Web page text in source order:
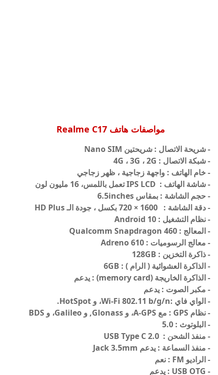
مواصفات هاتف Realme C17
- شريحة الاتصال : شريحتين Nano SIM
- شبكة الاتصال : 4G ، 3G ، 2G
- خام الهاتف : واجهة زجاجية ، ظهر زجاجي
- شاشة الهاتف : IPS LCD تعمل باللمس، 16 مليون لون
- حجم الشاشة : بمقاس 6.5inches
- دقة الشاشة : 1600 × 720 بكسل ، جودة الـ HD Plus
- نظام التشغيل : Android 10
- المعالج : Qualcomm Snapdragon 460
- معالج الرسوميات : Adreno 610
- ذاكرة التخزين : 128GB
- الذاكرة العشوائية ( الرام ) : 6GB
- الذاكرة الخاريجة (memory card) : يدعم
- مكبر الصوت : يدعم
- الواي فاي :Wi-Fi 802.11 b/g/n، و HotSpot.
- نظام GPS : مع A-GPS، و Glonass, و Galileo، و BDS
- البلوتوث : 5.0
- منفذ الشحن : USB Type C 2.0
- منفذ السماعة : يدعم Jack 3.5mm
- الراديو FM : نعم
- USB OTG : يدعم